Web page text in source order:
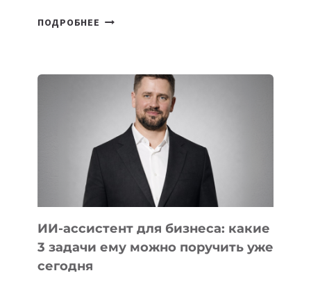
ПОДРОБНЕЕ
КОТОРЫЕ
РАЗВИВАЮТ
ТЕХНОЛОГИЧЕСКОЕ
ОБРАЗОВАНИЕ
ТАДЖИКИСТАНА
ИИ-ассистент для бизнеса: какие
3 задачи ему можно поручить уже
сегодня